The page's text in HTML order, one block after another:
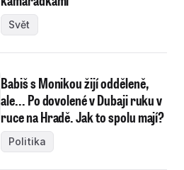
Svět
Babiš s Monikou žijí odděleně,
ale... Po dovolené v Dubaji ruku v
ruce na Hradě. Jak to spolu mají?
Politika